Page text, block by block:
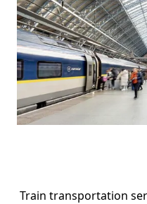
Train transportation